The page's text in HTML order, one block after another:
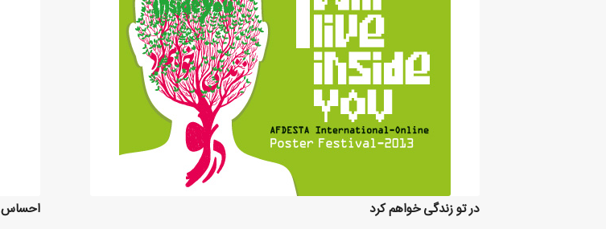
در تو زندگی خواهم کرد احساس